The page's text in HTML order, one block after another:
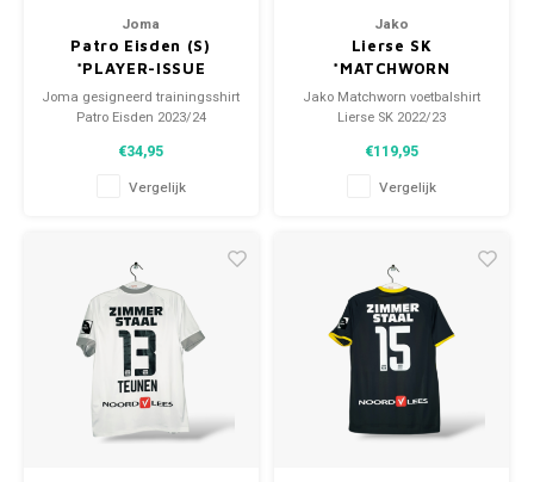
Joma
Patro Eisden (S)
*PLAYER-ISSUE
Joma gesigneerd trainingsshirt
Patro Eisden 2023/24
Conditie: 9.5/10 (gebruikt)
€34,95
Vergelijk
Jako
Lierse SK
*MATCHWORN
Jako Matchworn voetbalshirt
Lierse SK 2022/23
Conditie: 9.5/10 (gedragen)
€119,95
Vergelijk